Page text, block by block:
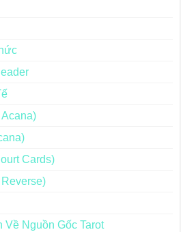
Cards)
Nguồn Gốc Tarot